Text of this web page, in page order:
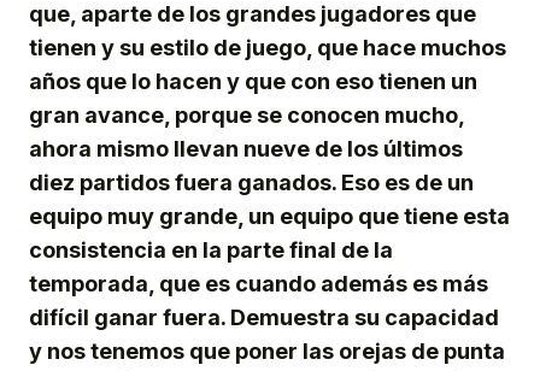
que, aparte de los grandes jugadores que
tienen y su estilo de juego, que hace muchos
años que lo hacen y que con eso tienen un
gran avance, porque se conocen mucho,
ahora mismo llevan nueve de los últimos
diez partidos fuera ganados. Eso es de un
equipo muy grande, un equipo que tiene esta
consistencia en la parte final de la
temporada, que es cuando además es más
difícil ganar fuera. Demuestra su capacidad
y nos tenemos que poner las orejas de punta